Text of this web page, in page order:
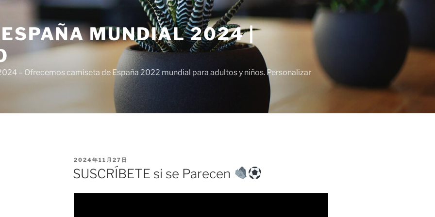
MUNDIAL 2024 |
– Ofrecemos camiseta de España 2022 mundial para adultos y niños. Personalizar
PUBLICADO
EL
2024年11月27日
SUSCRÍBETE si se Parecen